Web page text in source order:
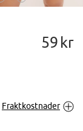
forstørre
59 kr
Fraktkostnader